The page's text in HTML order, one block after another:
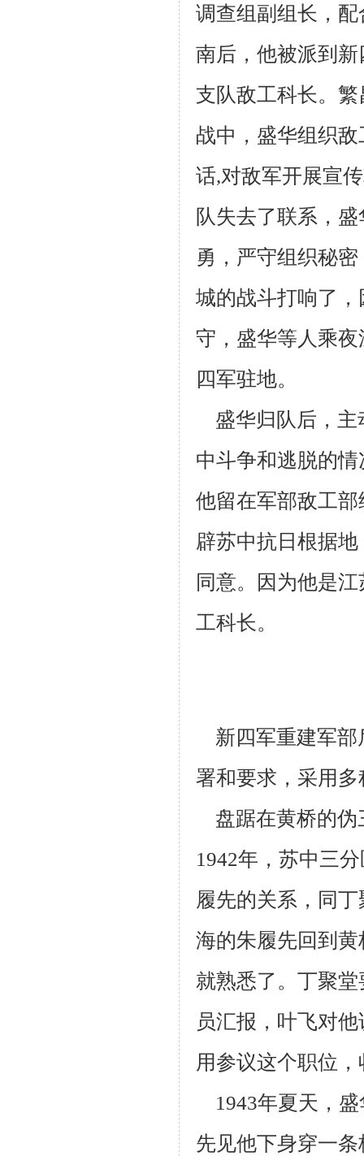
调查组副组长，
南后，他被派到新
支队敌工科长。
战中，盛华组织
话,对敌军开展宣
队失去了联系，盛
勇，严守组织秘
城的战斗打响了
守，盛华等人乘
四军驻地。
盛华归队后，主
中斗争和逃脱的
他留在军部敌工部
辟苏中抗日根据
同意。因为他是
工科长。
新四军重建军部
署和要求，采用
盘踞在黄桥的伪
1942年，苏中三
履先的关系，同丁
海的朱履先回到
就熟悉了。丁聚
员汇报，叶飞对
用参议这个职位，
1943年夏天，盛
先见他下身穿一